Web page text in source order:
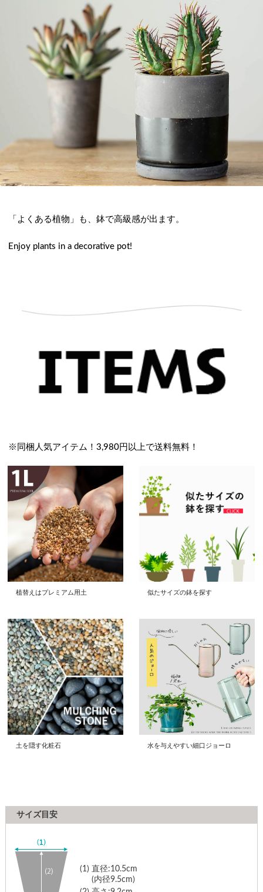
「よくある植物」も、鉢で高級感が出ます。
Enjoy plants in a decorative pot!
※同梱人気アイテム！3,980円以上で送料無料！
植替えはプレミアム用土 似たサイズの鉢を探す
土を隠す化粧石 水を与えやすい細口ジョーロ
サイズ目安
(1) 直径:10.5cm
(内径9.5cm)